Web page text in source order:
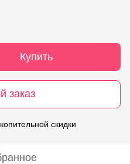
Купить
заказ
скидки